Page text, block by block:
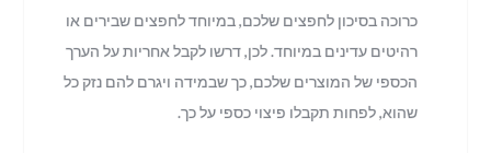
כרוכה בסיכון לחפצים שלכם, במיוחד לחפצים שבירים או
רהיטים עדינים במיוחד. לכן, דרשו לקבל אחריות על הערך
הכספי של המוצרים שלכם, כך שבמידה ויגרם להם נזק כל
שהוא, לפחות תקבלו פיצוי כספי על כך.